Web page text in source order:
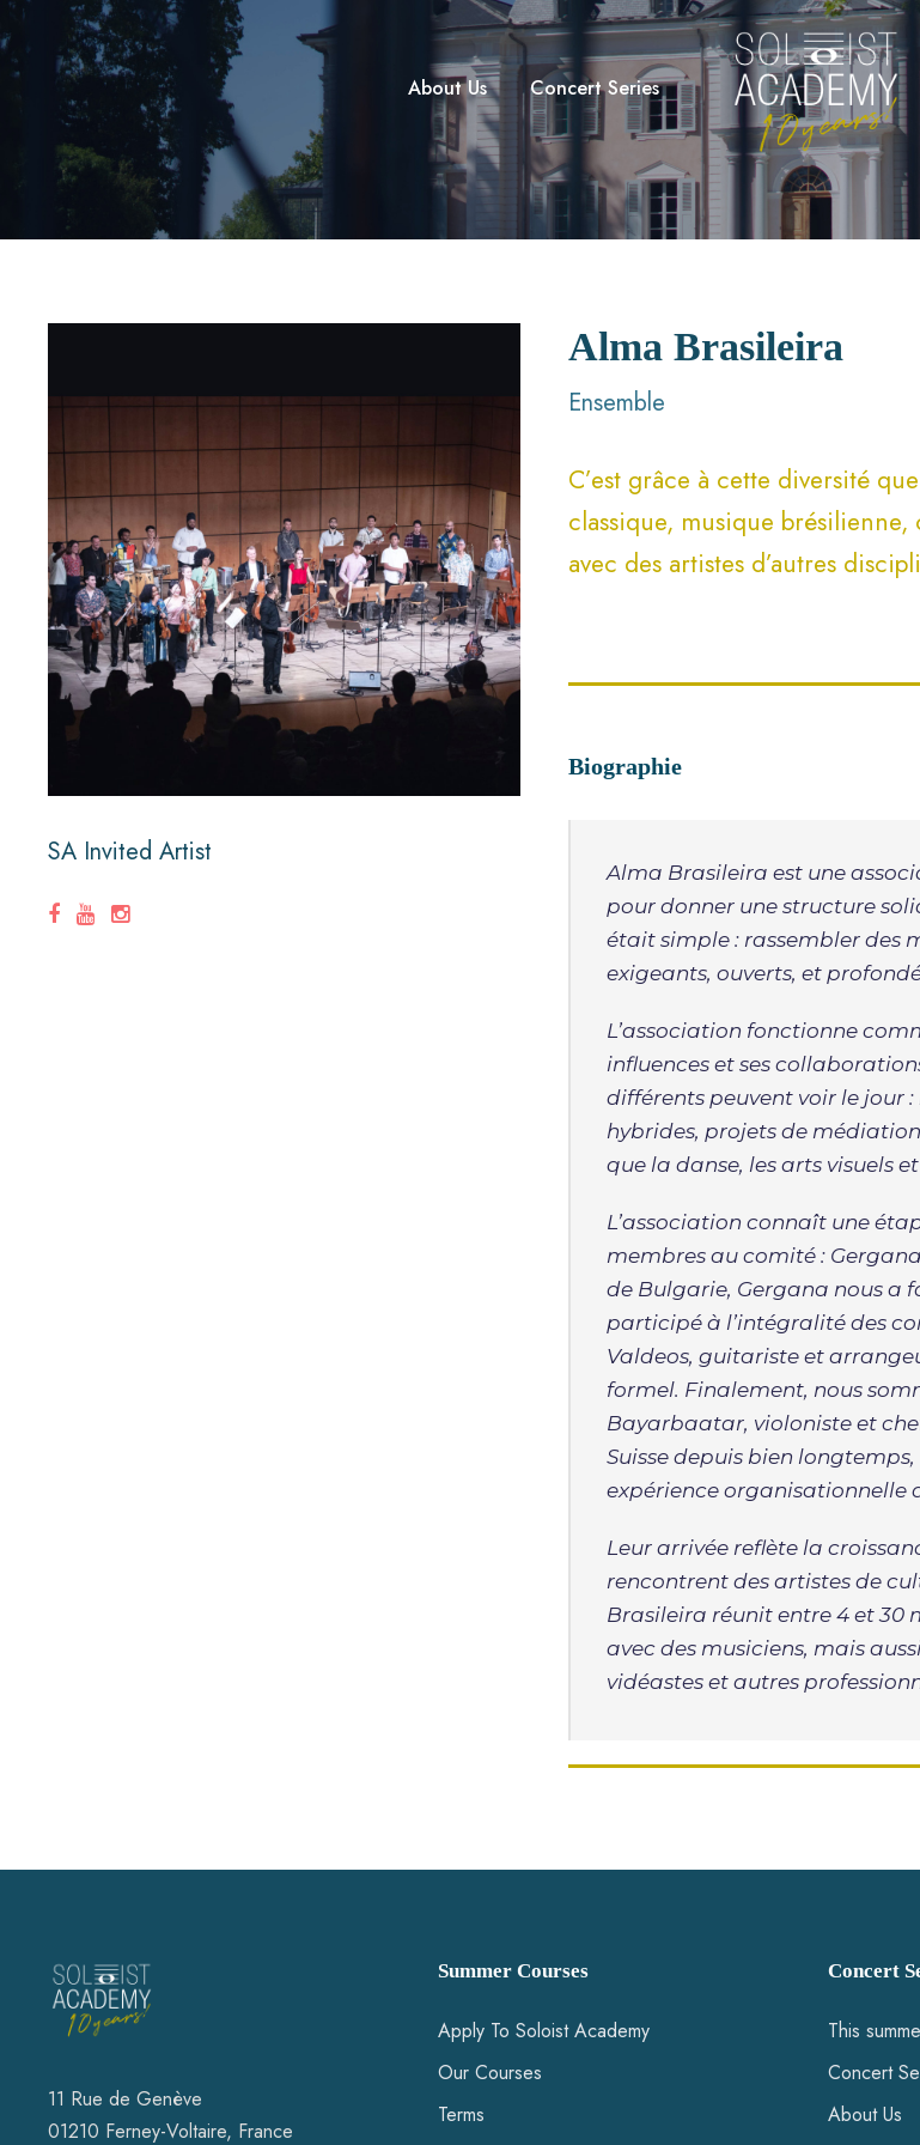
About Us Concert Series
SA Invited Artist
Alma Brasileira
Ensemble
C’est grâce à cette diversité
classique, musique
avec des artistes d’autres
Biographie
Alma Brasileira est une
pour donner une structure
était simple : rassembler des
exigeants, ouverts, et
L’association fonctionne
influences et ses
différents peuvent voir le jour
hybrides, projets de
que la danse, les arts visuels
L’association connaît une
membres au comité :
de Bulgarie, Gergana nous a
participé à l’intégralité des
Valdeos, guitariste et
formel. Finalement, nous
Bayarbaatar, violoniste et
Suisse depuis bien
expérience organisationnelle
Leur arrivée reflète la
rencontrent des artistes de
Brasileira réunit entre 4 et 30
avec des musiciens, mais
vidéastes et autres
11 Rue de Genève
01210 Ferney-Voltaire, France
Summer Courses
Apply To Soloist Academy
Our Courses
Terms
Concert
This
Concert
About Us